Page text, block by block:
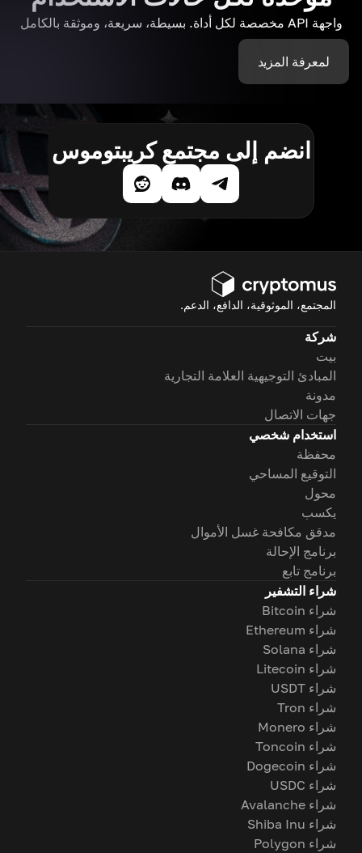
واجهة API مخصصة لكل أداة. بسيطة، سريعة، وموثقة بالكامل
لمعرفة المزيد
انضم إلى مجتمع كريبتوموس
المجتمع، الموثوقية، الدافع، الدعم.
شركة
بيت
المبادئ التوجيهية العلامة التجارية
مدونة
جهات الاتصال
استخدام شخصي
محفظة
التوقيع المساحي
محول
يكسب
مدقق مكافحة غسل الأموال
برنامج الإحالة
برنامج تابع
شراء التشفير
شراء Bitcoin
شراء Ethereum
شراء Solana
شراء Litecoin
شراء USDT
شراء Tron
شراء Monero
شراء Toncoin
شراء Dogecoin
شراء USDC
شراء Avalanche
شراء Shiba Inu
شراء Polygon